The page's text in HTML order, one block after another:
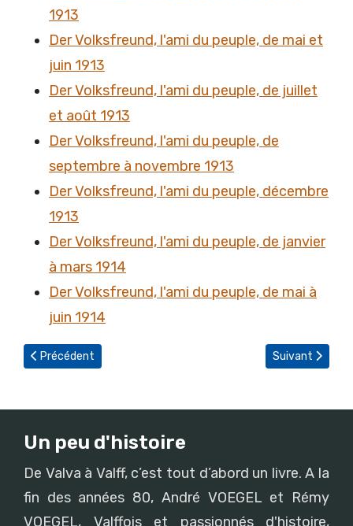
1913
Der Volksfreund, l'ami du peuple, de mai et
juin 1913
Der Volksfreund, l'ami du peuple, de juillet
et août 1913
Der Volksfreund, l'ami du peuple, de
septembre à novembre 1913
Der Volksfreund, l'ami du peuple, décembre
1913
Der Volksfreund, l'ami du peuple, de janvier
à mars 1914
Der Volksfreund, l'ami du peuple, de mai à
juin 1914
Article précédent : Der Volksfreund, l'ami du peuple, d'avril 1913
Précédent Article suivant :
Suivant
Un peu d'histoire
De Valva à Valff, c’est tout d’abord un livre. A la
fin des années 80, André VOEGEL et Rémy
VOEGEL, Valffois et passionnés d'histoire,